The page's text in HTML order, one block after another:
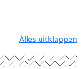
Alles uitklappen